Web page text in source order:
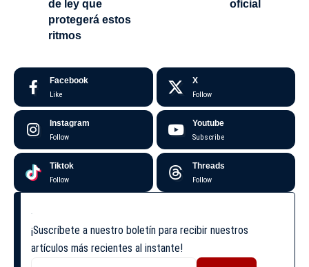
de ley que
protegerá estos
ritmos
oficial
Facebook
Like
X
Follow
Instagram
Follow
Youtube
Subscribe
Tiktok
Follow
Threads
Follow
¡Suscríbete a nuestro boletín para recibir nuestros
artículos más recientes al instante!